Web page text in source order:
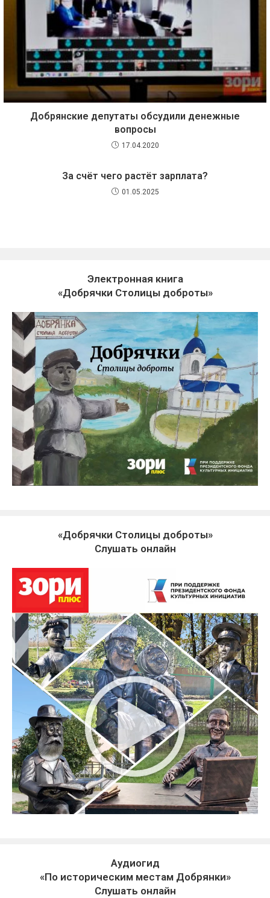
Добрянские депутаты обсудили денежные
вопросы
17.04.2020
За счёт чего растёт зарплата?
01.05.2025
Электронная книга
«Добрячки Столицы доброты»
«Добрячки Столицы доброты»
Слушать онлайн
Аудиогид
«По историческим местам Добрянки»
Слушать онлайн